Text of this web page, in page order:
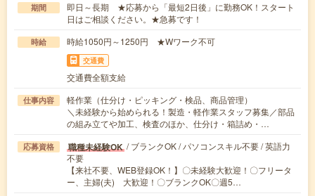
期間
即日～長期 ★応募から「最短2日後」に勤務OK！スタート
日はご相談ください。★急募です！
時給 時給1050円～1250円 ★Wワーク不可
交通費
交通費全額支給
仕事内容
軽作業（仕分け・ピッキング・検品、商品管理）
＼未経験から始められる！製造・軽作業スタッフ募集／部品
の組み立てや加工、検査のほか、仕分け・箱詰め・…
応募資格 職種未経験OK / ブランクOK / パソコンスキル不要 / 英語力
不要
【来社不要、WEB登録OK！】〇未経験大歓迎！〇フリータ
ー、主婦(夫) 大歓迎！〇ブランクOK〇週5…